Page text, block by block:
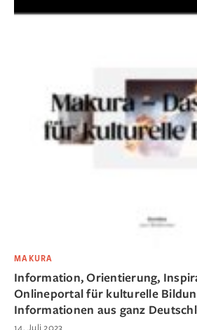
MAKURA
Information, Orientierung,
Onlineportal für kulturelle
Informationen aus ganz
14. Juli 2023